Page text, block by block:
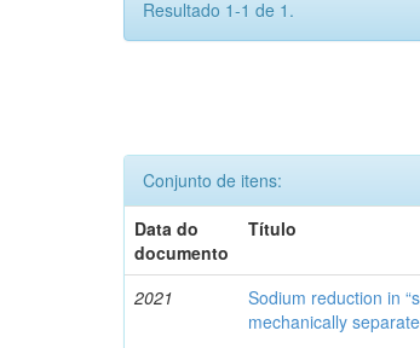
Resultado 1-1 de 1.
Conjunto de itens:
Data do
documento
Título
2021
Sodium reduction in
mechanically